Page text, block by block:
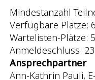
Mindestanzahl
Verfügbare Plätze:
Wartelisten-Plätze:
Anmeldeschluss:
Ansprechpartner
Ann-Kathrin Pauli,